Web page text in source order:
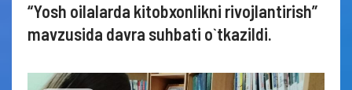
“Yosh oilalarda kitobxonlikni rivojlantirish”
mavzusida davra suhbati o`tkazildi.